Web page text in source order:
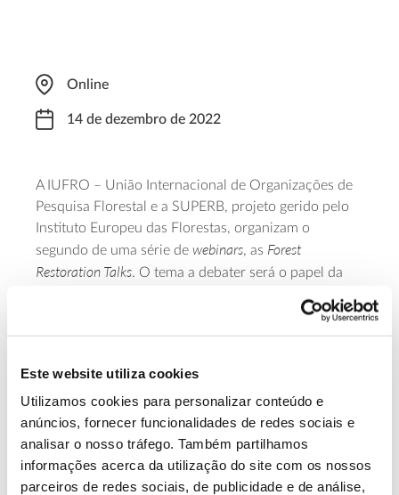
Este website utiliza cookies
Utilizamos cookies para personalizar conteúdo e
anúncios, fornecer funcionalidades de redes sociais e
analisar o nosso tráfego. Também partilhamos
informações acerca da utilização do site com os nossos
parceiros de redes sociais, de publicidade e de análise,
Online
14 de dezembro de 2022
A IUFRO – União Internacional de Organizações de
Pesquisa Florestal e a SUPERB, projeto gerido pelo
Instituto Europeu das Florestas, organizam o
segundo de uma série de webinars, as Forest
Restoration Talks. O tema a debater será o papel da
partir das 15h00 (hora de Lisboa). O palestrante
desta edição é o belga Bart Muys, especialista em
de Leuven e autor do estudo
Europe. Registe-se neste evento online atravésdeste
formulário.
Saiba mais sobre este webinar